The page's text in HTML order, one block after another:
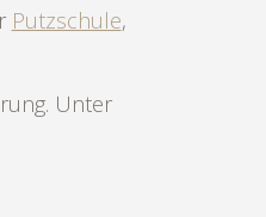
Putzschule,
Unter